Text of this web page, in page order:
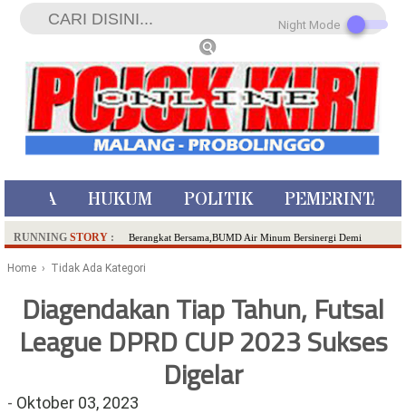
HUKUM POLITIK
RUNNING STORY : Berangkat Bersama,BUMD Air Minum Bersinergi Demi
Ditangkap di Kediri,Satu Buron
SDN Sumberejo 02 Kota Batu Kembangkan Program Inovasi
Literasi Melalui LASKAR JODA, Usung Filosofi Gelar Sehelai
Ambulance Dari Berbagai Daerah Padati Kota Wisata Batu
Home › Tidak Ada Kategori
Diagendakan Tiap Tahun, Futsal
League DPRD CUP 2023 Sukses
Digelar
- Oktober 03, 2023
Night Mode